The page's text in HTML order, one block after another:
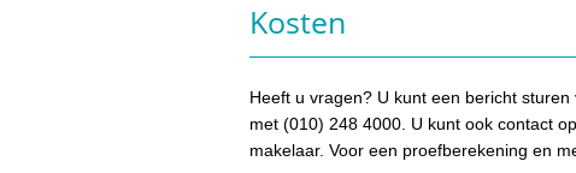
Kosten
Heeft u vragen? U kunt een bericht sturen
met (010) 248 4000. U kunt ook contact
makelaar. Voor een proefberekening en